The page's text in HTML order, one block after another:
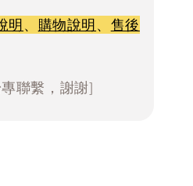
明、 購物說明、 售後
聯繫，謝謝]